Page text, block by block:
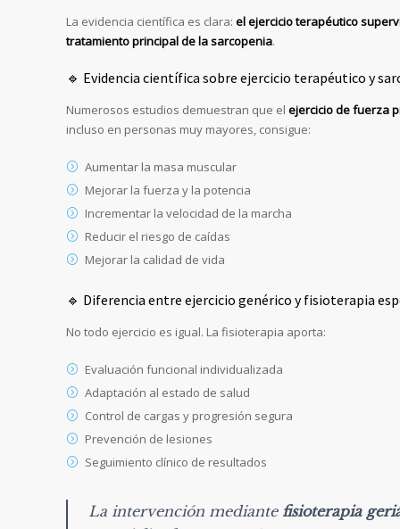
La evidencia científica es clara: el ejercicio terapéutico
tratamiento principal de la sarcopenia.
🔹 Evidencia científica sobre ejercicio terapéutico y
Numerosos estudios demuestran que el ejercicio de fuerza
incluso en personas muy mayores, consigue:
Aumentar la masa muscular
Mejorar la fuerza y la potencia
Incrementar la velocidad de la marcha
Reducir el riesgo de caídas
Mejorar la calidad de vida
🔹 Diferencia entre ejercicio genérico y fisioterapia
No todo ejercicio es igual. La fisioterapia aporta:
Evaluación funcional individualizada
Adaptación al estado de salud
Control de cargas y progresión segura
Prevención de lesiones
Seguimiento clínico de resultados
La intervención mediante fisioterapia